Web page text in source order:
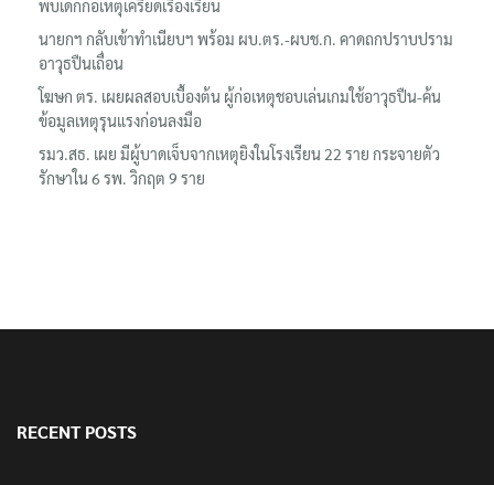
พบเด็กก่อเหตุเครียดเรื่องเรียน
นายกฯ กลับเข้าทำเนียบฯ พร้อม ผบ.ตร.-ผบช.ก. คาดถกปราบปราม
อาวุธปืนเถื่อน
โฆษก ตร. เผยผลสอบเบื้องต้น ผู้ก่อเหตุชอบเล่นเกมใช้อาวุธปืน-ค้น
ข้อมูลเหตุรุนแรงก่อนลงมือ
รมว.สธ. เผย มีผู้บาดเจ็บจากเหตุยิงในโรงเรียน 22 ราย กระจายตัว
รักษาใน 6 รพ. วิกฤต 9 ราย
RECENT POSTS